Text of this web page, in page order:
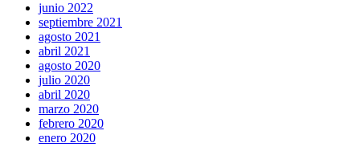
junio 2022
septiembre 2021
agosto 2021
abril 2021
agosto 2020
julio 2020
abril 2020
marzo 2020
febrero 2020
enero 2020